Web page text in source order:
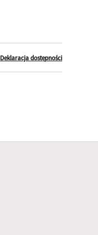
Deklaracja dostępności